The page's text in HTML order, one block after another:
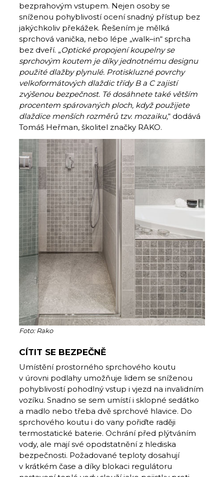
bezprahovým vstupem. Nejen osoby se
sníženou pohyblivostí ocení snadný přístup bez
jakýchkoliv překážek. Řešením je mělká
sprchová vanička, nebo lépe „walk–in“ sprcha
bez dveří. „Optické propojení koupelny se
sprchovým koutem je díky jednotnému designu
použité dlažby plynulé. Protiskluzné povrchy
velkoformátových dlaždic třídy B a C zajistí
zvýšenou bezpečnost. Té dosáhnete také větším
procentem spárovaných ploch, když použijete
dlaždice menších rozměrů tzv. mozaiku,“ dodává
Tomáš Heřman, školitel značky RAKO.
Foto: Rako
CÍTIT SE BEZPEČNĚ
Umístění prostorného sprchového koutu
v úrovni podlahy umožňuje lidem se sníženou
pohyblivostí pohodlný vstup i vjezd na invalidním
vozíku. Snadno se sem umístí i sklopné sedátko
a madlo nebo třeba dvě sprchové hlavice. Do
sprchového koutu i do vany pořiďte raději
termostatické baterie. Ochrání před plýtváním
vody, ale mají své opodstatnění z hlediska
bezpečnosti. Požadované teploty dosahují
v krátkém čase a díky blokaci regulátoru